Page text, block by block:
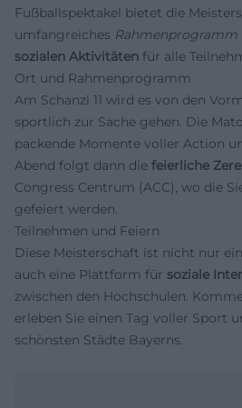
Fußballspektakel bietet die
umfangreiches Rahmenprogramm
sozialen Aktivitäten für alle
Ort und Rahmenprogramm
Am Schanzl 11 wird es von den
sportlich zur Sache gehen. Die
packende Momente voller Action
Abend folgt dann die feierliche
Congress Centrum (ACC), wo die
gefeiert werden.
Teilnehmen und Feiern
Diese Meisterschaft ist nicht nur
auch eine Plattform für soziale
zwischen den Hochschulen.
erleben Sie einen Tag voller Sport
schönsten Städte Bayerns.